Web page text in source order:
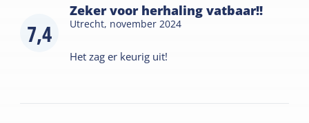
7,4
Zeker voor herhaling vatbaar!!
Utrecht, november 2024
Het zag er keurig uit!